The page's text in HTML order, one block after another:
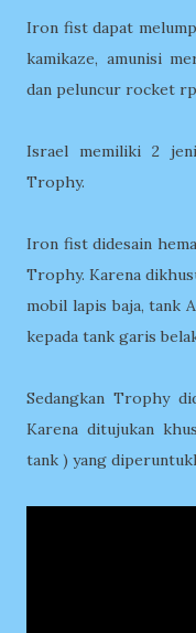
Iron fist dapat
kamikaze, amunisi
dan peluncur rocket
Israel memiliki 2
Trophy.
Iron fist didesain
Trophy. Karena
mobil lapis baja, tank
kepada tank garis
Sedangkan Trophy
Karena ditujukan
tank ) yang